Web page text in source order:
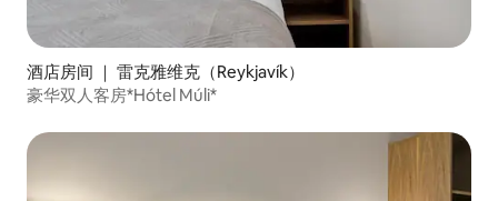
酒店房间 ｜ 雷克雅维克（Reykjavík）
豪华双人客房*Hótel Múli*